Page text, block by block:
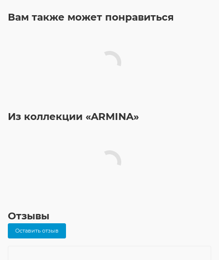
Вам также может понравиться
Из коллекции «ARMINA»
Отзывы
Оставить отзыв